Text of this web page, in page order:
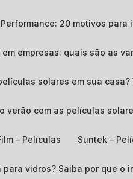
Performance: 20 motivos para
em empresas: quais são as
solares em sua
o verão com as películas
– Películas Suntek –
para vidros? Saiba por que